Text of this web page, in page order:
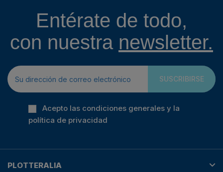
Entérate de todo,
con nuestra newsletter.
SUSCRIBIRSE
Acepto las condiciones generales y la
política de privacidad
PLOTTERALIA